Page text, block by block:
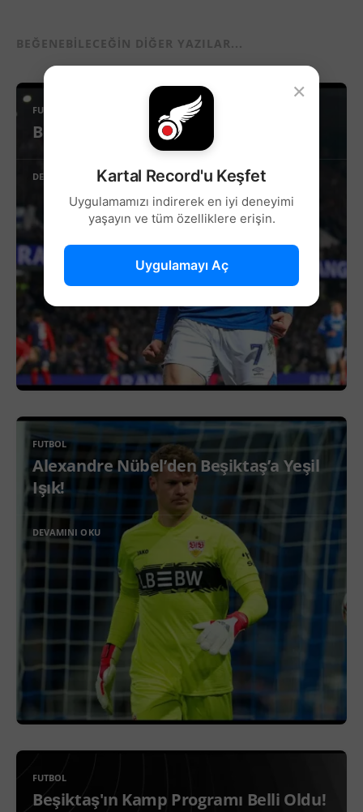
BEĞENEBILECEĞIN DIĞER YAZILAR...
FUTBOL
Beşiktaş’ta Sağ Kanat İçin Yeni Aday!
DEVAMINI OKU
FUTBOL
Alexandre Nübel’den Beşiktaş’a Yeşil
Işık!
DEVAMINI OKU
FUTBOL
Beşiktaş'ın Kamp Programı Belli Oldu!
×
Kartal Record'u Keşfet
Uygulamamızı indirerek en iyi deneyimi
yaşayın ve tüm özelliklere erişin.
Uygulamayı Aç